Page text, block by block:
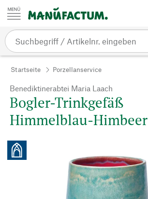
Zum Inhalt springen
Startseite Porzellanservice
Benediktinerabtei Maria Laach
Bogler-Trinkgefäß
Himmelblau-Himbeer